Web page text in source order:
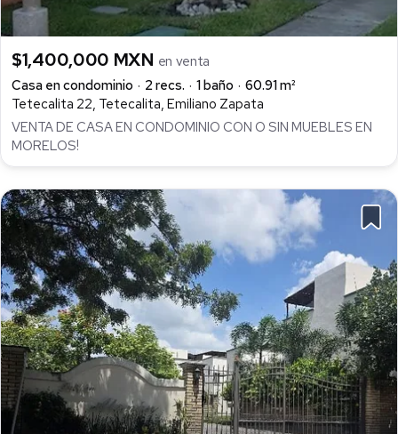
$1,400,000 MXN en venta
Casa en condominio
2 recs. 1 baño
60.91 m²
Tetecalita 22, Tetecalita, Emiliano Zapata
VENTA DE CASA EN CONDOMINIO CON O SIN MUEBLES EN
MORELOS!